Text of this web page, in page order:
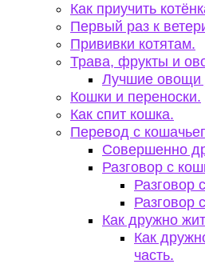
Как приучить
Первый раз к
Прививки котятам.
Трава, фрукты и
Лучшие овощи
Кошки и переноски.
Как спит кошка.
Перевод с
Совершенно
Разговор с
Разговор
Разговор
Как дружно
Как
часть.